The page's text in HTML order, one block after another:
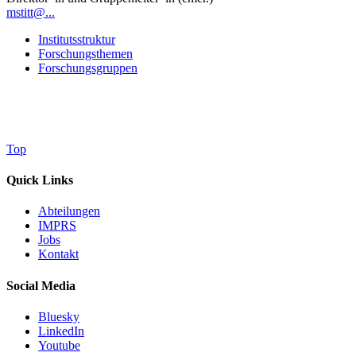
mstitt@...
Institutsstruktur
Forschungsthemen
Forschungsgruppen
Top
Quick Links
Abteilungen
IMPRS
Jobs
Kontakt
Social Media
Bluesky
LinkedIn
Youtube